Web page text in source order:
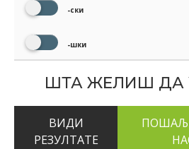
-ски
-шки
ШТА ЖЕЛИШ ДА
ВИДИ
РЕЗУЛТАТЕ